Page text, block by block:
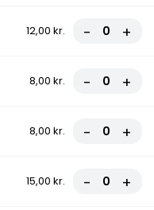
12,00 kr. - +
8,00 kr. - +
8,00 kr. - +
15,00 kr. - +